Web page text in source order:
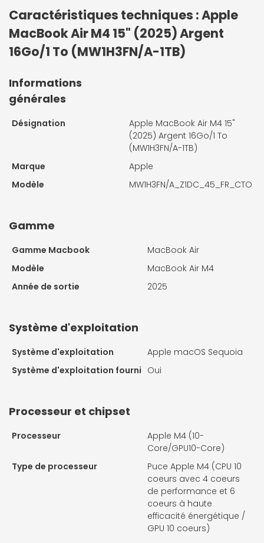
Caractéristiques techniques : Apple
MacBook Air M4 15" (2025) Argent
16Go/1 To (MW1H3FN/A-1TB)
Informations
générales
Désignation
Apple MacBook Air M4 15"
(2025) Argent 16Go/1 To
(MW1H3FN/A-1TB)
Marque
Apple
Modèle
MW1H3FN/A_Z1DC_45_FR_CTO
Gamme
Gamme Macbook
MacBook Air
Modèle
MacBook Air M4
Année de sortie
2025
Système d'exploitation
Système d'exploitation
Apple macOS Sequoia
Système d'exploitation fourni Oui
Processeur et chipset
Processeur
Apple M4 (10-
Core/GPU10-Core)
Type de processeur
Puce Apple M4 (CPU 10
coeurs avec 4 coeurs
de performance et 6
coeurs à haute
efficacité énergétique /
GPU 10 coeurs)